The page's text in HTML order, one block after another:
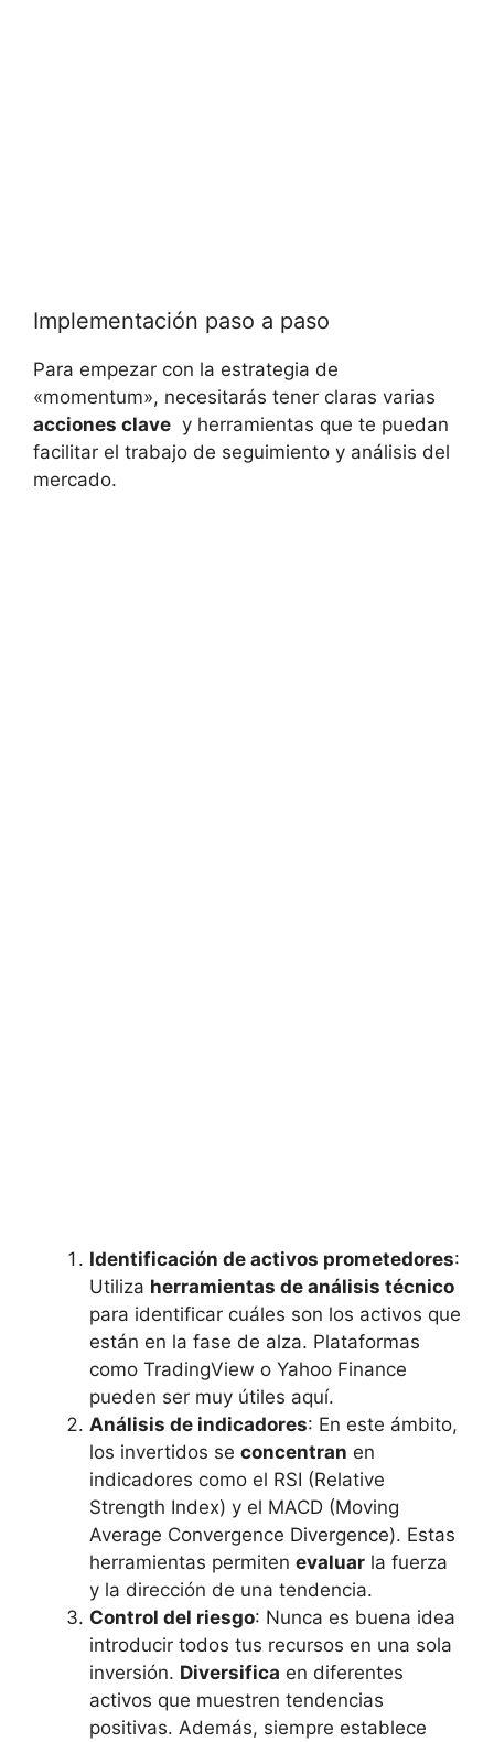
Implementación paso a paso
Para ‍empezar con la estrategia de​
«momentum», necesitarás tener claras varias
acciones clave ​ y herramientas⁣ que te​ puedan
⁢facilitar el trabajo de seguimiento y análisis del
mercado.
Identificación de activos prometedores:
Utiliza herramientas‌ de ⁢análisis técnico
para identificar‍ cuáles son los activos que
están en ‌la fase de alza. ‌Plataformas
⁤como TradingView o Yahoo Finance
‌pueden ser‍ muy útiles aquí.
Análisis de⁤ indicadores: ​En⁤ este ámbito,
los invertidos se‍ concentran en
indicadores como ​el RSI​ (Relative
Strength Index) y el MACD (Moving
Average Convergence Divergence). Estas
herramientas permiten evaluar ⁣la fuerza⁢
y la dirección de una ‍tendencia.
Control del riesgo: Nunca es buena⁢ idea
introducir todos tus‍ recursos ‌en una sola⁢
inversión. Diversifica en ​diferentes
⁤activos que muestren tendencias
positivas. Además,⁢ siempre establece